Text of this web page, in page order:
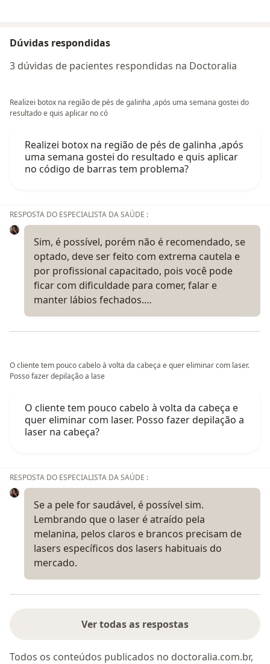
Dúvidas respondidas
3 dúvidas de pacientes respondidas na Doctoralia
Realizei botox na região de pés de galinha ,após uma semana gostei do
resultado e quis aplicar no có
Realizei botox na região de pés de galinha ,após
uma semana gostei do resultado e quis aplicar
no código de barras tem problema?
RESPOSTA DO ESPECIALISTA DA SAÚDE :
Sim, é possível, porém não é recomendado, se
optado, deve ser feito com extrema cautela e
por profissional capacitado, pois você pode
ficar com dificuldade para comer, falar e
manter lábios fechados.…
O cliente tem pouco cabelo à volta da cabeça e quer eliminar com laser.
Posso fazer depilação a lase
O cliente tem pouco cabelo à volta da cabeça e
quer eliminar com laser. Posso fazer depilação a
laser na cabeça?
RESPOSTA DO ESPECIALISTA DA SAÚDE :
Se a pele for saudável, é possível sim.
Lembrando que o laser é atraído pela
melanina, pelos claros e brancos precisam de
lasers específicos dos lasers habituais do
mercado.
Ver todas as respostas
Todos os conteúdos publicados no doctoralia.com.br,